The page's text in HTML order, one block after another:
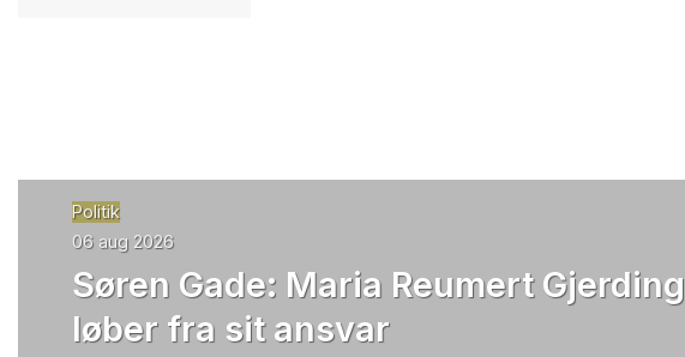
Politik
06 aug 2026
Søren Gade: Maria Reumert Gjerding
løber fra sit ansvar